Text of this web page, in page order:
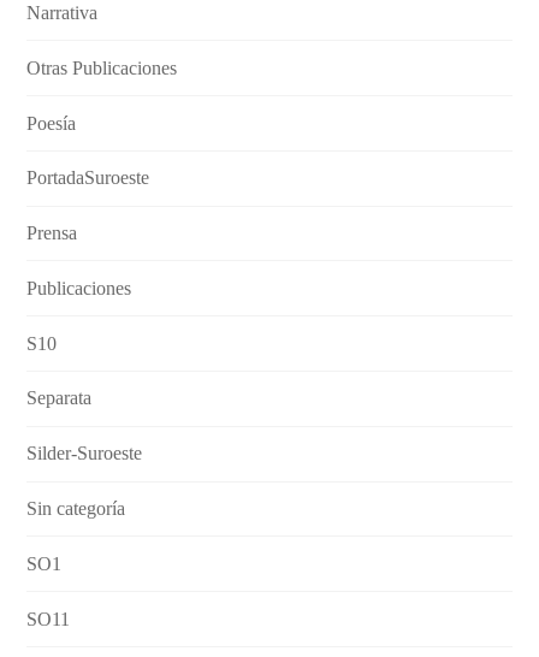
Narrativa
Otras Publicaciones
Poesía
PortadaSuroeste
Prensa
Publicaciones
S10
Separata
Silder-Suroeste
Sin categoría
SO1
SO11